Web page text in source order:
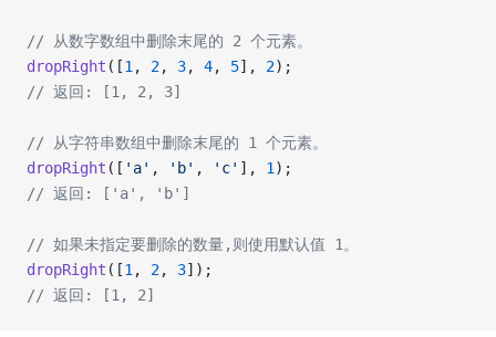
// 从数字数组中删除末尾的 2 个元素。
dropRight ([1 , 2, 3, 4, 5], 2);
// 返回: [1, 2, 3]
// 从字符串数组中删除末尾的 1 个元素。
dropRight ([ 'a' , 'b' , 'c' ], 1 );
// 返回: ['a', 'b']
// 如果未指定要删除的数量,则使用默认值 1。
dropRight ([1 , 2, 3]);
// 返回: [1, 2]